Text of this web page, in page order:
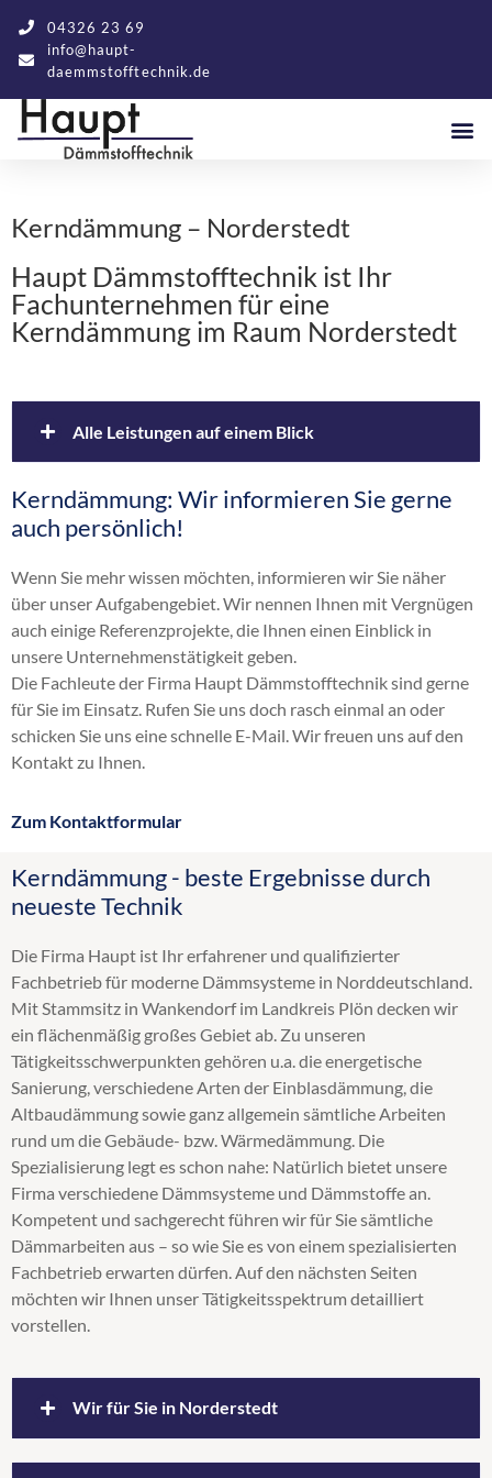
04326 23 69
info@haupt-
daemmstofftechnik.de
Kerndämmung – Norderstedt
Haupt Dämmstofftechnik ist Ihr
Fachunternehmen für eine
Kerndämmung im Raum Norderstedt
Kerndämmung - beste Ergebnisse durch
neueste Technik
Die Firma Haupt ist Ihr erfahrener und qualifizierter
Fachbetrieb für moderne Dämmsysteme in Norddeutschland.
Mit Stammsitz in Wankendorf im Landkreis Plön decken wir
ein flächenmäßig großes Gebiet ab. Zu unseren
Tätigkeitsschwerpunkten gehören u.a. die energetische
Sanierung, verschiedene Arten der Einblasdämmung, die
Altbaudämmung sowie ganz allgemein sämtliche Arbeiten
rund um die Gebäude- bzw. Wärmedämmung. Die
Spezialisierung legt es schon nahe: Natürlich bietet unsere
Firma verschiedene Dämmsysteme und Dämmstoffe an.
Kompetent und sachgerecht führen wir für Sie sämtliche
Dämmarbeiten aus – so wie Sie es von einem spezialisierten
Fachbetrieb erwarten dürfen. Auf den nächsten Seiten
möchten wir Ihnen unser Tätigkeitsspektrum detailliert
vorstellen.
Wir für Sie in Norderstedt
Alle Leistungen auf einem Blick
Altbaudämmung
Brandschutz Einblasdämmung
Dachdämmung
Dachschrägendämmung
Dämmung
Einblasdämmung
Einblasen
energetische Sanierung
Flachdachdämmung
Fußbodendämmung
Geschossdeckendämmung
Hohlraumdämmung
Hohlschichtisolierung
Kellerdeckendämmung
Obergeschossdeckendämmung
Steicozell
Supafil
Untersparrendämmung
Wärmedämmung
Zellulosedämmung
Kerndämmung: Wir informieren Sie gerne
auch persönlich!
Wenn Sie mehr wissen möchten, informieren wir Sie näher
über unser Aufgabengebiet. Wir nennen Ihnen mit Vergnügen
auch einige Referenzprojekte, die Ihnen einen Einblick in
unsere Unternehmenstätigkeit geben.
Die Fachleute der Firma Haupt Dämmstofftechnik sind gerne
für Sie im Einsatz. Rufen Sie uns doch rasch einmal an oder
schicken Sie uns eine schnelle E-Mail. Wir freuen uns auf den
Kontakt zu Ihnen.
Zum Kontaktformular